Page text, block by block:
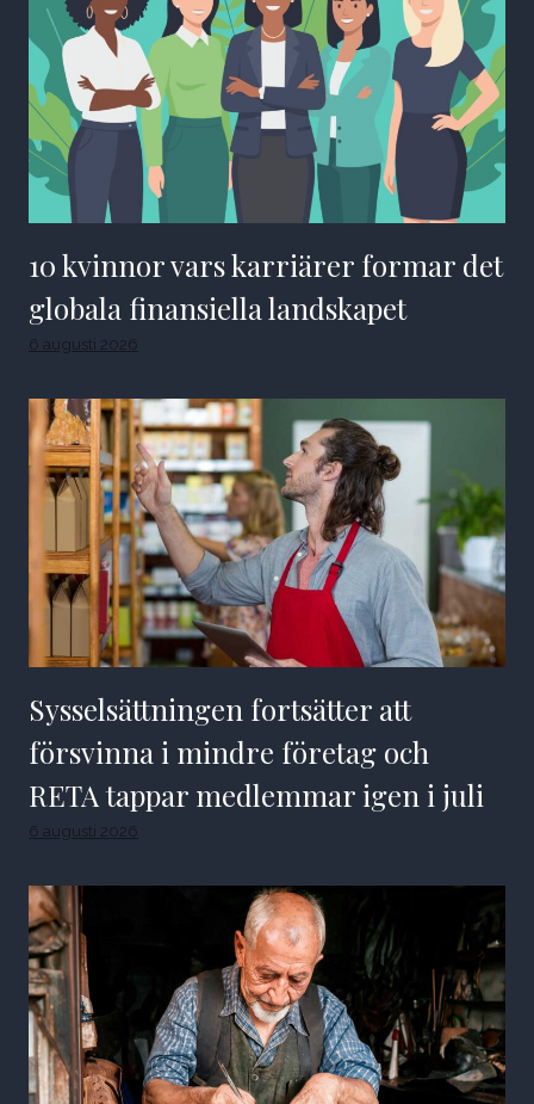
10 kvinnor vars karriärer formar det
globala finansiella landskapet
6 augusti 2026
Sysselsättningen fortsätter att
försvinna i mindre företag och
RETA tappar medlemmar igen i juli
6 augusti 2026